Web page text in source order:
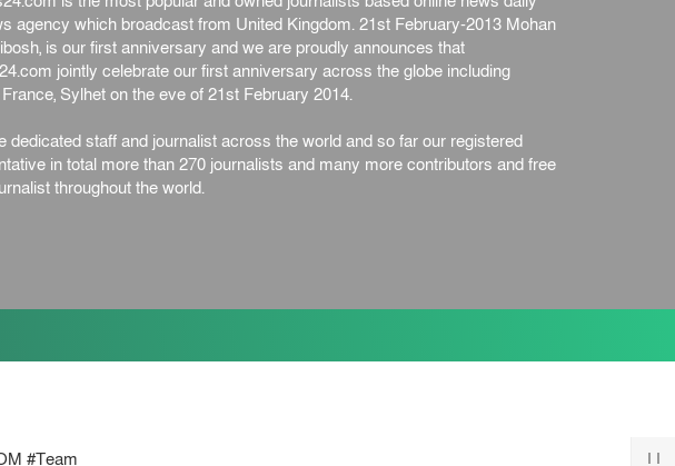
: “কুরআন হোক জীবন দেখার
লেন্স...ইসলাম ও জীবন ৭ আগস্ট, ২০২৬
সিলেটের কন্যা মোহিনী রশিদ
এনওয়াইপিডির উচ্চপদস্থ কর্মকর্তা
আজ থেকে সবার জন্য উন্মুক্ত
জুলাই স্মৃতি জাদুঘর
জুলাইয়ের কৃতিত্ব নেওয়ার জন্য
agency which broadcast from United Kingdom. 21st February-2013 Mohan
is our first anniversary and we are proudly announces that
jointly celebrate our first anniversary across the globe including
France, Sylhet on the eve of 21st February 2014.
dedicated staff and journalist across the world and so far our registered
in total more than 270 journalists and many more contributors and free
throughout the world.